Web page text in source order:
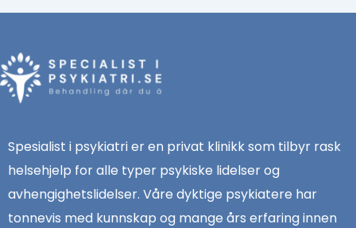
Spesialist i psykiatri er en privat klinikk som tilbyr rask
helsehjelp for alle typer psykiske lidelser og
avhengighetslidelser. Våre dyktige psykiatere har
tonnevis med kunnskap og mange års erfaring innen